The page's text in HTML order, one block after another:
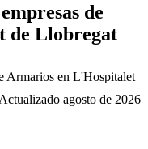
de
de Llobregat
Armarios en L'Hospitalet
Actualizado agosto de 2026